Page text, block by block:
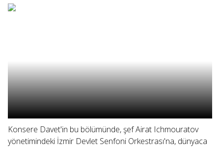
Konsere Davet'in bu bölümünde, şef Airat Ichmouratov
yönetimindeki İzmir Devlet Senfoni Orkestrası'na, dünyaca